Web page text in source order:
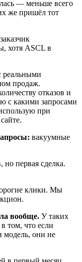
— меньше всего
же пришёл тот
хотя ASCL в
реальными
продаж.
отказов и
с какими запросами
при
вакуумные
но первая сделка.
клики. Мы
вообще. У таких
том, что если
модель, они не